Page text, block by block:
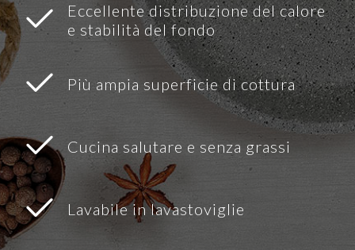
Eccellente distribuzione del calore
e stabilità del fondo
Più ampia superficie di cottura
Cucina salutare e senza grassi
Lavabile in lavastoviglie